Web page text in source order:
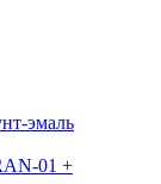
эмаль
01 +